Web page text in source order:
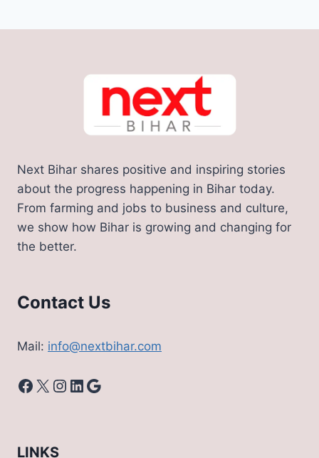
Next Bihar shares positive and inspiring stories
about the progress happening in Bihar today.
From farming and jobs to business and culture,
we show how Bihar is growing and changing for
the better.
Contact Us
Mail: info@nextbihar.com
Facebook
X Instagram
LinkedIn
Google
LINKS